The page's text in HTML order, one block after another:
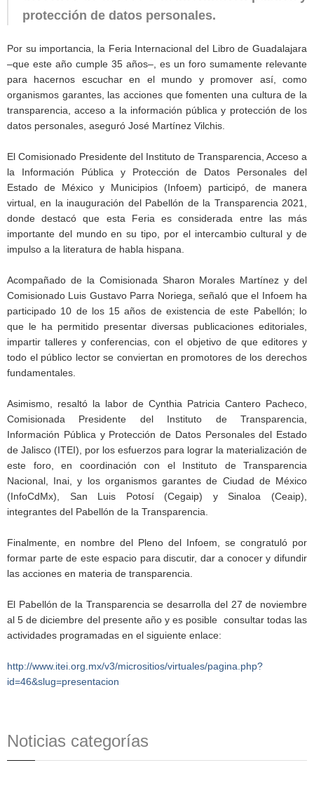
protección de datos personales.
Por su importancia, la Feria Internacional del Libro de Guadalajara
–que este año cumple 35 años–, es un foro sumamente relevante
para hacernos escuchar en el mundo y promover así, como
organismos garantes, las acciones que fomenten una cultura de la
transparencia, acceso a la información pública y protección de los
datos personales, aseguró José Martínez Vilchis.
El Comisionado Presidente del Instituto de Transparencia, Acceso a
la Información Pública y Protección de Datos Personales del
Estado de México y Municipios (Infoem) participó, de manera
virtual, en la inauguración del Pabellón de la Transparencia 2021,
donde destacó que esta Feria es considerada entre las más
importante del mundo en su tipo, por el intercambio cultural y de
impulso a la literatura de habla hispana.
Acompañado de la Comisionada Sharon Morales Martínez y del
Comisionado Luis Gustavo Parra Noriega, señaló que el Infoem ha
participado 10 de los 15 años de existencia de este Pabellón; lo
que le ha permitido presentar diversas publicaciones editoriales,
impartir talleres y conferencias, con el objetivo de que editores y
todo el público lector se conviertan en promotores de los derechos
fundamentales.
Asimismo, resaltó la labor de Cynthia Patricia Cantero Pacheco,
Comisionada Presidente del Instituto de Transparencia,
Información Pública y Protección de Datos Personales del Estado
de Jalisco (ITEI), por los esfuerzos para lograr la materialización de
este foro, en coordinación con el Instituto de Transparencia
Nacional, Inai, y los organismos garantes de Ciudad de México
(InfoCdMx), San Luis Potosí (Cegaip) y Sinaloa (Ceaip),
integrantes del Pabellón de la Transparencia.
Finalmente, en nombre del Pleno del Infoem, se congratuló por
formar parte de este espacio para discutir, dar a conocer y difundir
las acciones en materia de transparencia.
El Pabellón de la Transparencia se desarrolla del 27 de noviembre
al 5 de diciembre del presente año y es posible consultar todas las
actividades programadas en el siguiente enlace:
http://www.itei.org.mx/v3/micrositios/virtuales/pagina.php?
id=46&slug=presentacion
Noticias categorías